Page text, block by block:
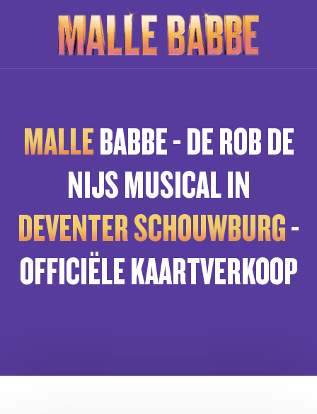
MALLEBABBE - DE ROB DE
NIJS MUSICAL IN
DEVENTER SCHOUWBURG-
OFFICIËLE KAARTVERKOOP